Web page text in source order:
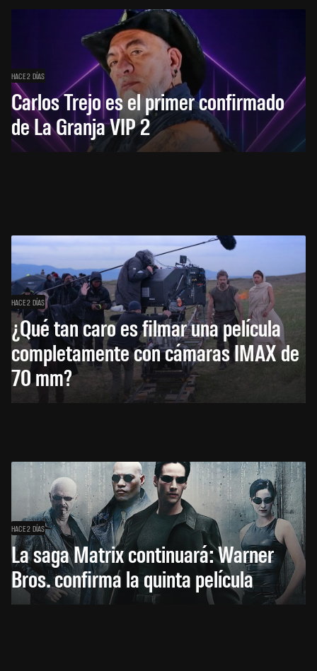
HACE 2 DÍAS
Carlos Trejo es el primer confirmado
de La Granja VIP 2
HACE 2 DÍAS
¿Qué tan caro es filmar una película
completamente con cámaras IMAX de
70 mm?
HACE 2 DÍAS
La saga Matrix continuará: Warner
Bros. confirma la quinta película